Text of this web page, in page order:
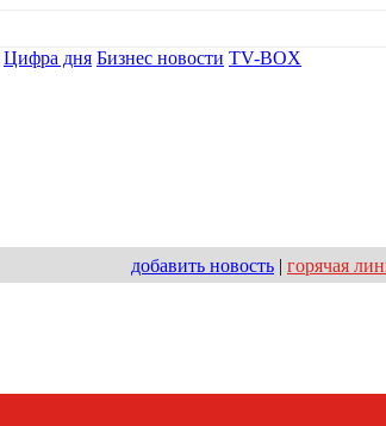
Цифра дня Бизнес новости TV-BOX
добавить новость | горячая